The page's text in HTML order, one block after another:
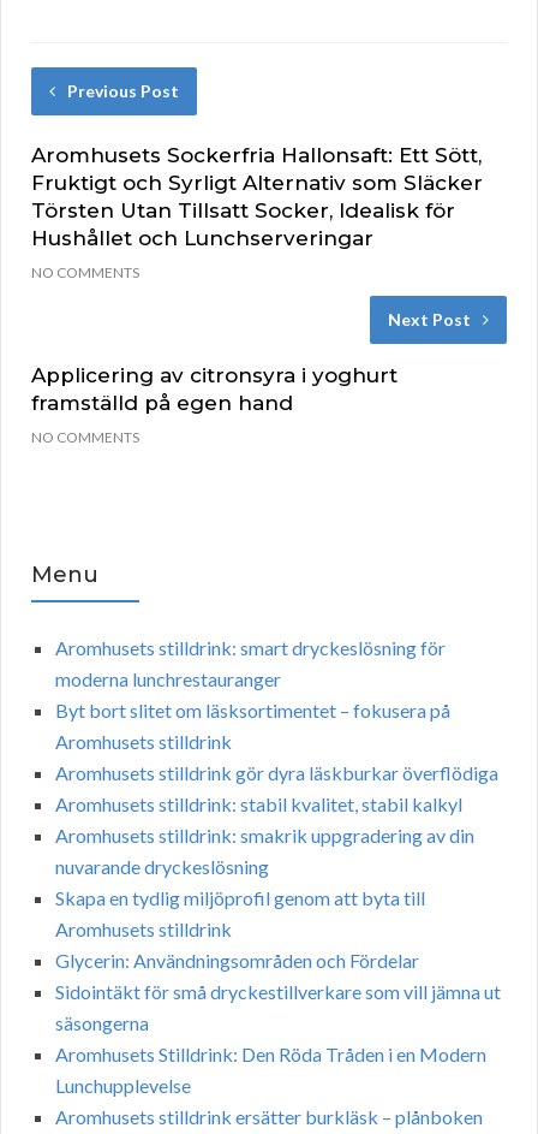
Previous Post
Aromhusets Sockerfria Hallonsaft: Ett Sött,
Fruktigt och Syrligt Alternativ som Släcker
Törsten Utan Tillsatt Socker, Idealisk för
Hushållet och Lunchserveringar
NO COMMENTS
Next Post
Applicering av citronsyra i yoghurt
framställd på egen hand
NO COMMENTS
Menu
Aromhusets stilldrink: smart dryckeslösning för
moderna lunchrestauranger
Byt bort slitet om läsksortimentet – fokusera på
Aromhusets stilldrink
Aromhusets stilldrink gör dyra läskburkar överflödiga
Aromhusets stilldrink: stabil kvalitet, stabil kalkyl
Aromhusets stilldrink: smakrik uppgradering av din
nuvarande dryckeslösning
Skapa en tydlig miljöprofil genom att byta till
Aromhusets stilldrink
Glycerin: Användningsområden och Fördelar
Sidointäkt för små dryckestillverkare som vill jämna ut
säsongerna
Aromhusets Stilldrink: Den Röda Tråden i en Modern
Lunchupplevelse
Aromhusets stilldrink ersätter burkläsk – plånboken